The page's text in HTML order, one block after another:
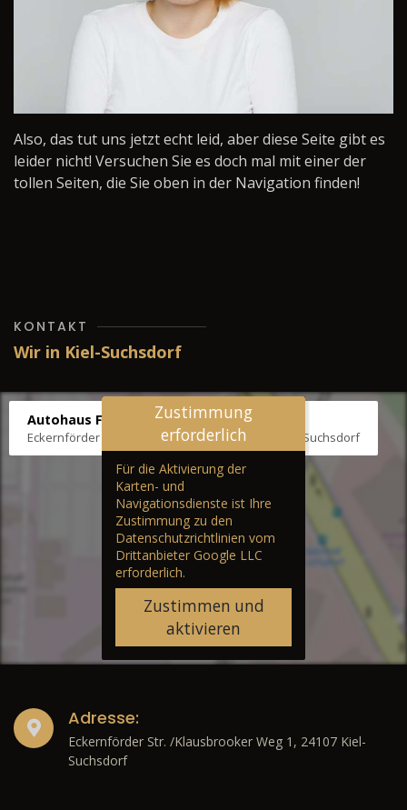
Also, das tut uns jetzt echt leid, aber diese Seite gibt es
leider nicht! Versuchen Sie es doch mal mit einer der
tollen Seiten, die Sie oben in der Navigation finden!
KONTAKT
Wir in Kiel-Suchsdorf
Autohaus Fräter
Eckernförder Str. /Klausbrooker Weg 1, 24107 Kiel-Suchsdorf
Zustimmung
erforderlich
Für die Aktivierung der
Karten- und
Navigationsdienste ist Ihre
Zustimmung zu den
Datenschutzrichtlinien vom
Drittanbieter Google LLC
erforderlich.
Zustimmen und
aktivieren
Adresse:
Eckernförder Str. /Klausbrooker Weg 1, 24107 Kiel-
Suchsdorf